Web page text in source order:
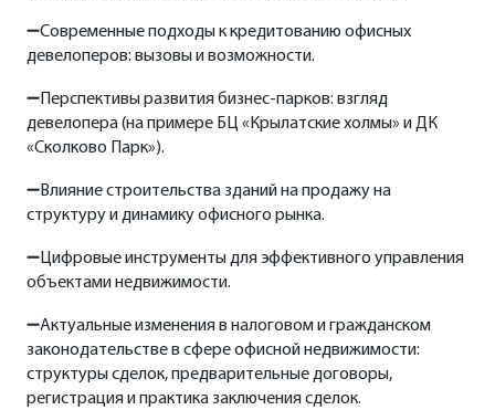
➖Современные подходы к кредитованию офисных
девелоперов: вызовы и возможности.
➖Перспективы развития бизнес-парков: взгляд
девелопера (на примере БЦ «Крылатские холмы» и ДК
«Сколково Парк»).
➖Влияние строительства зданий на продажу на
структуру и динамику офисного рынка.
➖Цифровые инструменты для эффективного управления
объектами недвижимости.
➖Актуальные изменения в налоговом и гражданском
законодательстве в сфере офисной недвижимости:
структуры сделок, предварительные договоры,
регистрация и практика заключения сделок.
недвижимости NF GROUP Мария Зимина.